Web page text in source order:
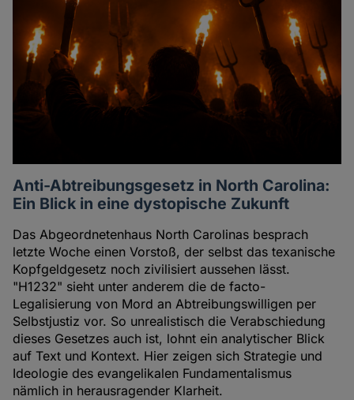
Anti-Abtreibungsgesetz in North Carolina:
Ein Blick in eine dystopische Zukunft
Das Abgeordnetenhaus North Carolinas besprach
letzte Woche einen Vorstoß, der selbst das texanische
Kopfgeldgesetz noch zivilisiert aussehen lässt.
"H1232" sieht unter anderem die de facto-
Legalisierung von Mord an Abtreibungswilligen per
Selbstjustiz vor. So unrealistisch die Verabschiedung
dieses Gesetzes auch ist, lohnt ein analytischer Blick
auf Text und Kontext. Hier zeigen sich Strategie und
Ideologie des evangelikalen Fundamentalismus
nämlich in herausragender Klarheit.